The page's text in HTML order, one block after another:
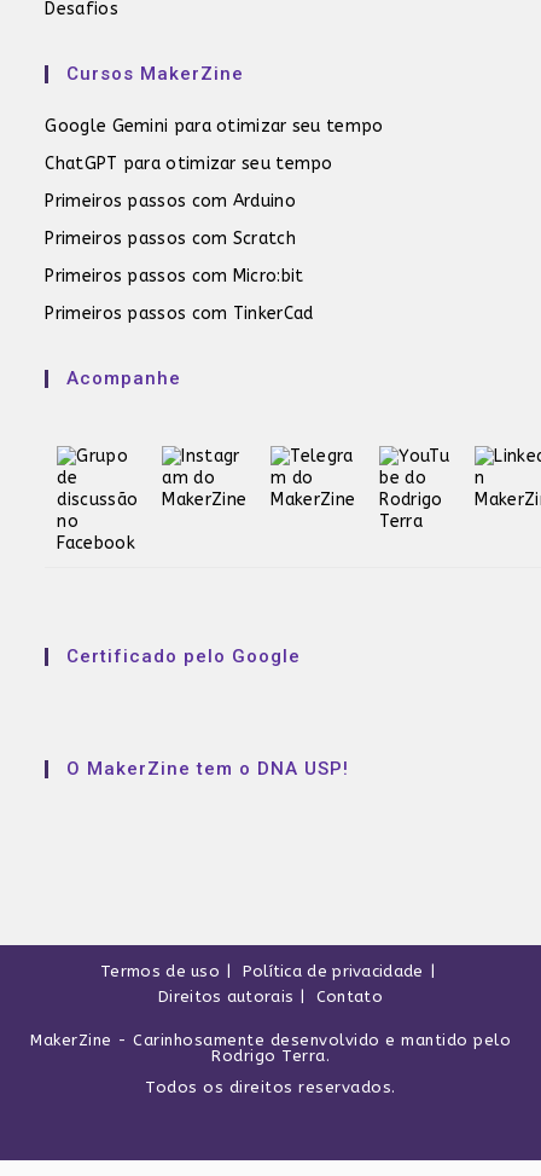
Desafios
Cursos MakerZine
Google Gemini para otimizar seu tempo
ChatGPT para otimizar seu tempo
Primeiros passos com Arduino
Primeiros passos com Scratch
Primeiros passos com Micro:bit
Primeiros passos com TinkerCad
Acompanhe
Certificado pelo Google
O MakerZine tem o DNA USP!
Termos de uso
Política de privacidade
Direitos autorais
Contato
MakerZine - Carinhosamente desenvolvido e mantido pelo
Rodrigo Terra.
Todos os direitos reservados.